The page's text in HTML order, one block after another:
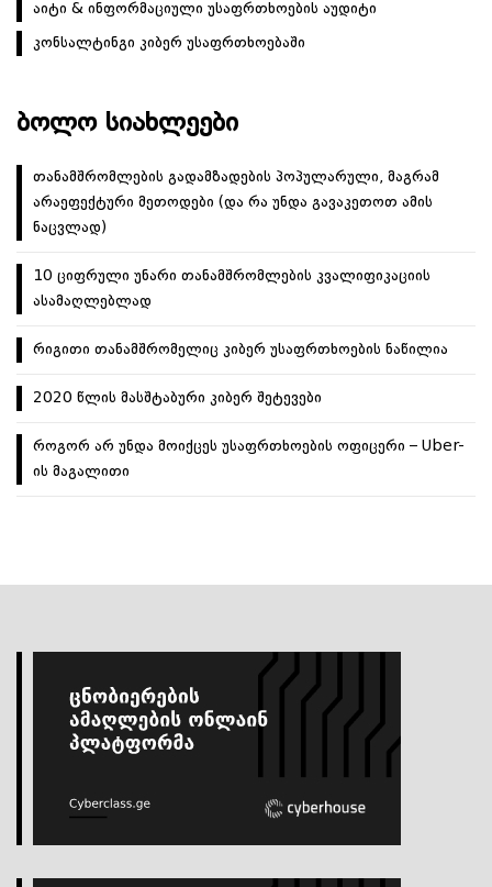
აიტი & ინფორმაციული უსაფრთხოების აუდიტი
კონსალტინგი კიბერ უსაფრთხოებაში
ᲑᲝᲚᲝ ᲡᲘᲐᲮᲚᲔᲔᲑᲘ
თანამშრომლების გადამზადების პოპულარული, მაგრამ
არაეფექტური მეთოდები (და რა უნდა გავაკეთოთ ამის
ნაცვლად)
10 ციფრული უნარი თანამშრომლების კვალიფიკაციის
ასამაღლებლად
რიგითი თანამშრომელიც კიბერ უსაფრთხოების ნაწილია
2020 წლის მასშტაბური კიბერ შეტევები
როგორ არ უნდა მოიქცეს უსაფრთხოების ოფიცერი – Uber-
ის მაგალითი